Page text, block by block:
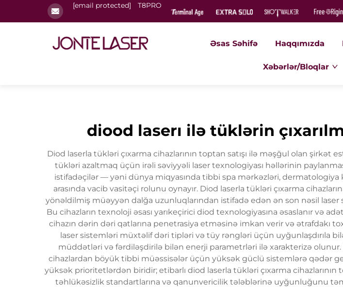
[email protected] T8PRO
Əsas Səhifə Haqqımızda
Xəbərlər/Bloqlar
diood laserı ilə tüklərin
Diod laserla tükləri çıxarma cihazlarının toptan satışı ilə məşğul olan
tükləri azaltmaq üçün irəli səviyyəli laser texnologiyası həllərinin
istifadəçilər — yəni dünya miqyasında tibbi spa mərkəzləri, dermatologiya
arasında vacib vasitəçi rolunu oynayır. Diod laserla tükləri çıxarma
yönəldilmiş müəyyən dalğa uzunluqlarından istifadə edən ən son nəsil
Bu cihazların texnoloji əsası yarıkeçirici diod texnologiyasına əsaslanır və
cihazın dərin dəri qatlarına penetrasiya etməsinə imkan verir və ətrafdakı
laser sistemləri müxtəlif dəri tipləri və tüy rəngləri üçün uyğunlaşdırıla
müddətləri və fərdiləşdirilə bilən enerji parametrləri ilə xarakterizə
cihazlardan böyük tibbi müəssisələr üçün yüksək güclü sistemlərə qədər
yüksək prioritetlərdən biridir; etibarlı diod laserla tükləri çıxarma
təhlükəsizlik standartlarına və qanunvericilik tələblərinə uyğunluğunu